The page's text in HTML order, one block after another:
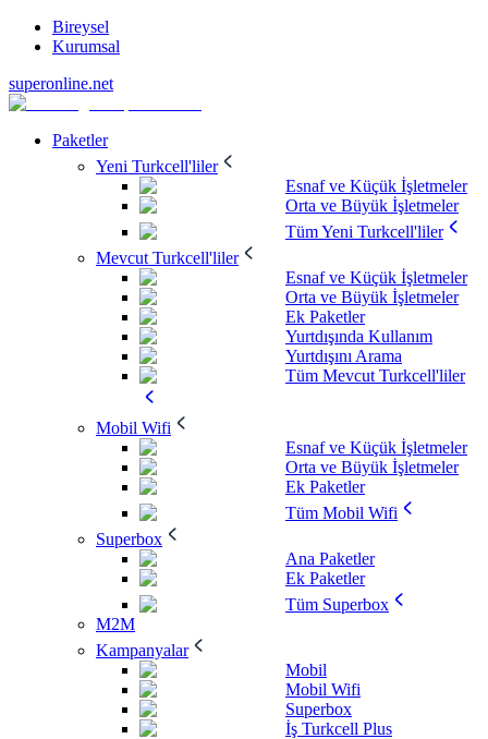
Bireysel
Kurumsal
superonline.net
Paketler
Yeni Turkcell'liler
Esnaf ve Küçük İşletmeler
Orta ve Büyük İşletmeler
Tüm Yeni Turkcell'liler
Mevcut Turkcell'liler
Esnaf ve Küçük İşletmeler
Orta ve Büyük İşletmeler
Ek Paketler
Yurtdışında Kullanım
Yurtdışını Arama
Tüm Mevcut Turkcell'liler
Mobil Wifi
Esnaf ve Küçük İşletmeler
Orta ve Büyük İşletmeler
Ek Paketler
Tüm Mobil Wifi
Superbox
Ana Paketler
Ek Paketler
Tüm Superbox
M2M
Kampanyalar
Mobil
Mobil Wifi
Superbox
İş Turkcell Plus